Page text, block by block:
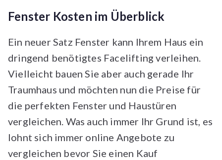
Fenster Kosten im Überblick
Ein neuer Satz Fenster kann Ihrem Haus ein
dringend benötigtes Facelifting verleihen.
Vielleicht bauen Sie aber auch gerade Ihr
Traumhaus und möchten nun die Preise für
die perfekten Fenster und Haustüren
vergleichen. Was auch immer Ihr Grund ist, es
lohnt sich immer online Angebote zu
vergleichen bevor Sie einen Kauf